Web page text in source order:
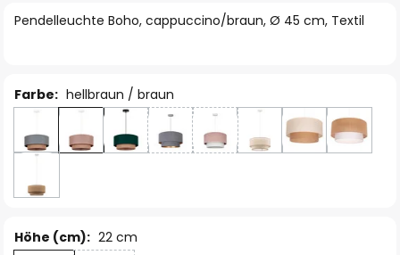
Pendelleuchte Boho, cappuccino/braun, Ø 45 cm, Textil
Farbe: hellbraun / braun
Höhe (cm): 22 cm